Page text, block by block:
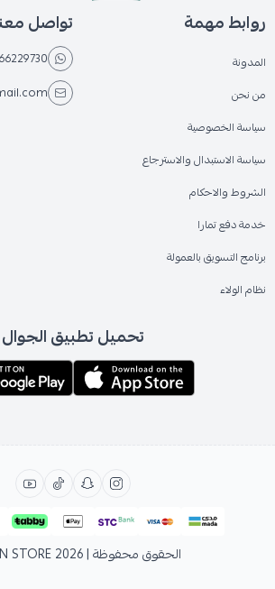
روابط مهمة
المدونة
من نحن
سياسة الخصوصية
سياسة الاستبدال والاسترجاع
الشروط والاحكام
خدمة دفع تمارا
برنامج التسويق بالعمولة
نظام الولاء
تواصل
تحميل تطبيق الجوال
الحقوق محفوظة | 2026 STORE